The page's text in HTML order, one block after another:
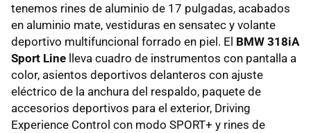
tenemos rines de aluminio de 17 pulgadas, acabados
en aluminio mate, vestiduras en sensatec y volante
deportivo multifuncional forrado en piel. El BMW 318iA
Sport Line lleva cuadro de instrumentos con pantalla a
color, asientos deportivos delanteros con ajuste
eléctrico de la anchura del respaldo, paquete de
accesorios deportivos para el exterior, Driving
Experience Control con modo SPORT+ y rines de